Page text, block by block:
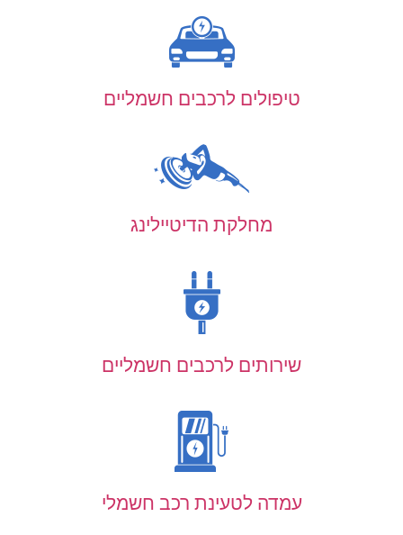
טיפולים לרכבים חשמליים
מחלקת הדיטיילינג
שירותים לרכבים חשמליים
עמדה לטעינת רכב חשמלי